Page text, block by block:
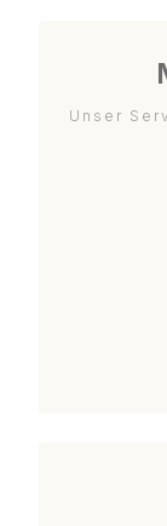
Unser